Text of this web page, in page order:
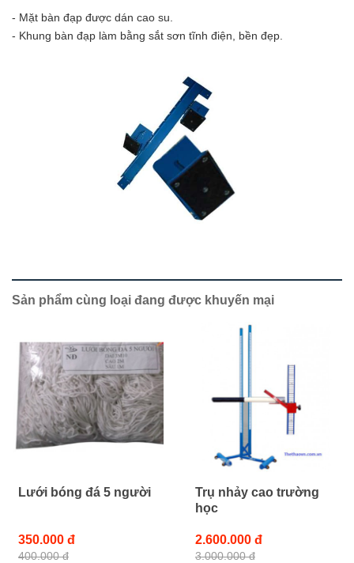
- Mặt bàn đạp được dán cao su.
- Khung bàn đạp làm bằng sắt sơn tĩnh điện, bền đẹp.
Sản phẩm cùng loại đang được khuyến mại
Lưới bóng đá 5 người
350.000 đ
400.000 đ
Trụ nhảy cao trường
học
2.600.000 đ
3.000.000 đ